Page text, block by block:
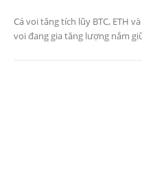
Cá voi tăng tích lũy BTC, ETH
voi đang gia tăng lượng nắm